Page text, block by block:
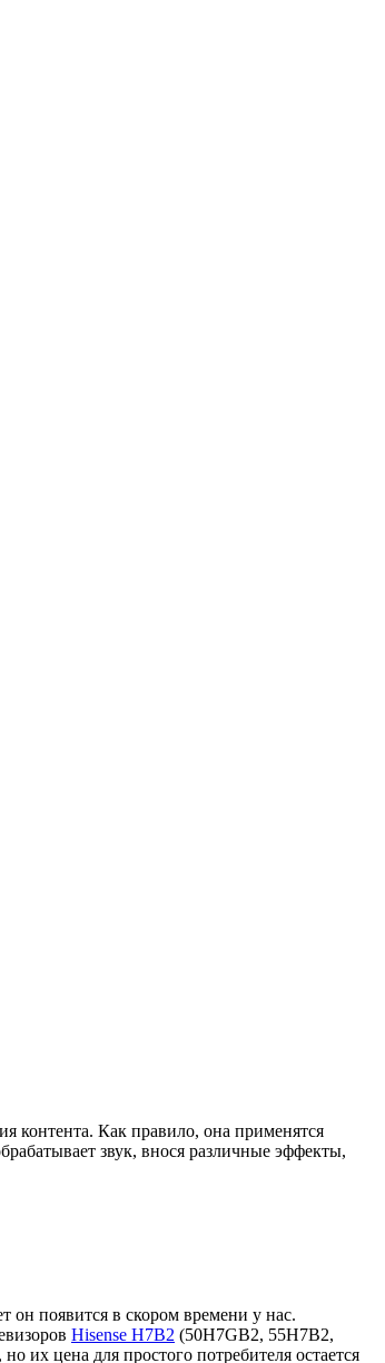
контента. Как правило, она применятся
звук, внося различные эффекты,
он появится в скором времени у нас.
Hisense H7B2 (50H7GB2, 55H7B2,
их цена для простого потребителя остается